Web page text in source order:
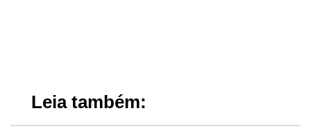
Leia também: